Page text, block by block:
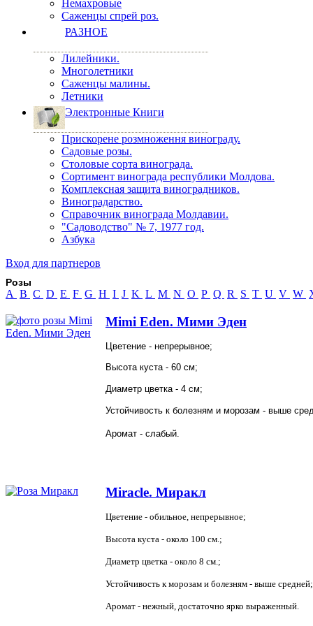
Немахровые
Саженцы спрей роз.
РАЗНОЕ
Лилейники.
Многолетники
Саженцы малины.
Летники
Электронные Книги
Прискорене розмноження винограду.
Садовые розы.
Столовые сорта винограда.
Сортимент винограда республики Молдова.
Комплексная защита виноградников.
Виноградарство.
Справочник винограда Молдавии.
"Садоводство" № 7, 1977 год.
Азбука
Вход для партнеров
Розы
A B C D E F G H I J K L M N O P Q R S T U V W
Mimi Eden. Мими Эден
Цветение - непрерывное;
Высота куста - 60 см;
Диаметр цветка - 4 см;
Устойчивость к болезням и морозам - выше
Аромат - слабый.
Miracle. Миракл
Цветение - обильное, непрерывное;
Высота куста - около 100 см.;
Диаметр цветка - около 8 см.;
Устойчивость к морозам и болезням - выше средней;
Аромат - нежный, достаточно ярко выраженный.